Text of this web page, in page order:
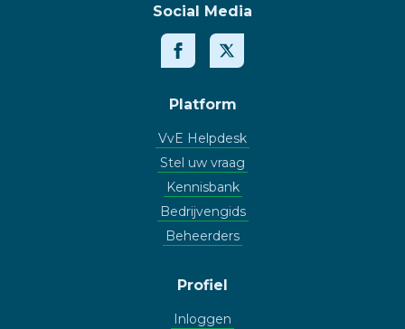
Social Media
Platform
VvE Helpdesk
Stel uw vraag
Kennisbank
Bedrijvengids
Beheerders
Profiel
Inloggen